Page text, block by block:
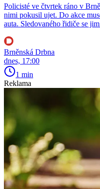
Policisté ve čtvrtek ráno v
nimi pokusil ujet. Do akce
auta. Sledovaného řidiče se
Brněnská Drbna
dnes, 17:00
1 min
Reklama